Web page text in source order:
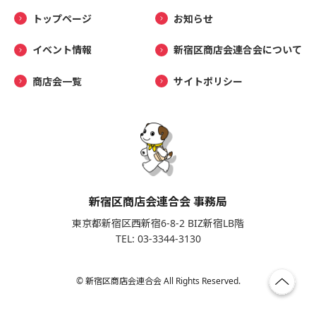
トップページ お知らせ
イベント情報 新宿区商店会連合会について
商店会一覧 サイトポリシー
新宿区商店会連合会 事務局
東京都新宿区西新宿6-8-2 BIZ新宿LB階
TEL: 03-3344-3130
© 新宿区商店会連合会 All Rights Reserved.